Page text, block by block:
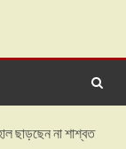
ছাড়ছেন না শাশ্বত